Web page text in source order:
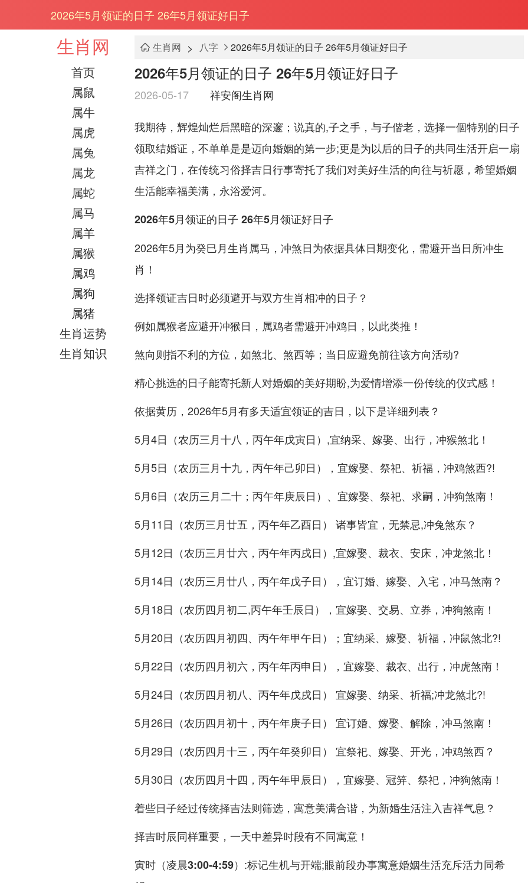
2026年5月领证的日子 26年5月领证好日子
生肖网
首页
属鼠
属牛
属虎
属兔
属龙
属蛇
属马
属羊
属猴
属鸡
属狗
属猪
生肖运势
生肖知识
生肖网 > 八字 2026年5月领证的日子 26年5月领证好日子
2026年5月领证的日子 26年5月领证好日子
2026-05-17 祥安阁生肖网
我期待，辉煌灿烂后黑暗的深邃；说真的,子之手，与子偕老，选择一個特别的日子
领取结婚证，不单单是是迈向婚姻的第一步;更是为以后的日子的共同生活开启一扇
吉祥之门，在传统习俗择吉日行事寄托了我们对美好生活的向往与祈愿，希望婚姻
生活能幸福美满，永浴爱河。
2026年5月领证的日子 26年5月领证好日子
2026年5月为癸巳月生肖属马，冲煞日为依据具体日期变化，需避开当日所冲生
肖！
选择领证吉日时必须避开与双方生肖相冲的日子？
例如属猴者应避开冲猴日，属鸡者需避开冲鸡日，以此类推！
煞向则指不利的方位，如煞北、煞西等；当日应避免前往该方向活动?
精心挑选的日子能寄托新人对婚姻的美好期盼,为爱情增添一份传统的仪式感！
依据黄历，2026年5月有多天适宜领证的吉日，以下是详细列表？
5月4日（农历三月十八，丙午年戊寅日）,宜纳采、嫁娶、出行，冲猴煞北！
5月5日（农历三月十九，丙午年己卯日），宜嫁娶、祭祀、祈福，冲鸡煞西?!
5月6日（农历三月二十；丙午年庚辰日）、宜嫁娶、祭祀、求嗣，冲狗煞南！
5月11日（农历三月廿五，丙午年乙酉日） 诸事皆宜，无禁忌,冲兔煞东？
5月12日（农历三月廿六，丙午年丙戌日）,宜嫁娶、裁衣、安床，冲龙煞北！
5月14日（农历三月廿八，丙午年戊子日），宜订婚、嫁娶、入宅，冲马煞南？
5月18日（农历四月初二,丙午年壬辰日），宜嫁娶、交易、立券，冲狗煞南！
5月20日（农历四月初四、丙午年甲午日）；宜纳采、嫁娶、祈福，冲鼠煞北?!
5月22日（农历四月初六，丙午年丙申日），宜嫁娶、裁衣、出行，冲虎煞南！
5月24日（农历四月初八、丙午年戊戌日） 宜嫁娶、纳采、祈福;冲龙煞北?!
5月26日（农历四月初十，丙午年庚子日） 宜订婚、嫁娶、解除，冲马煞南！
5月29日（农历四月十三，丙午年癸卯日） 宜祭祀、嫁娶、开光，冲鸡煞西？
5月30日（农历四月十四，丙午年甲辰日），宜嫁娶、冠笄、祭祀，冲狗煞南！
着些日子经过传统择吉法则筛选，寓意美满合谐，为新婚生活注入吉祥气息？
择吉时辰同样重要，一天中差异时段有不同寓意！
寅时（凌晨3:00-4:59） :标记生机与开端;眼前段办事寓意婚姻生活充斥活力同希